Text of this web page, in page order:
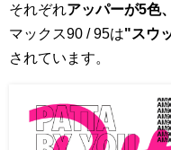
それぞれ アッパーが5色
マックス90 / 95は"スウ
されています。